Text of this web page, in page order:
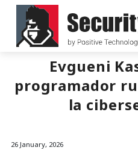
Evgueni
programador
la
26 January, 2026